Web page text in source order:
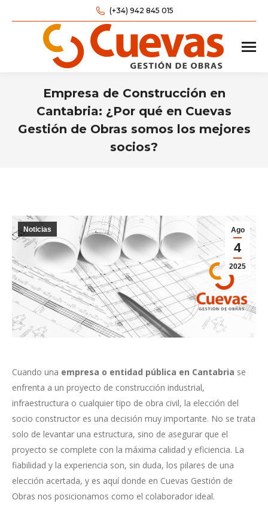
(+34) 942 845 015
Empresa de Construcción en
Cantabria: ¿Por qué en Cuevas
Gestión de Obras somos los mejores
socios?
Ago
4
2025
Noticias
Cuando una empresa o entidad pública en Cantabria se
enfrenta a un proyecto de construcción industrial,
infraestructura o cualquier tipo de obra civil, la elección del
socio constructor es una decisión muy importante. No se trata
solo de levantar una estructura, sino de asegurar que el
proyecto se complete con la máxima calidad y eficiencia. La
fiabilidad y la experiencia son, sin duda, los pilares de una
elección acertada, y es aquí donde en Cuevas Gestión de
Obras nos posicionamos como el colaborador ideal.